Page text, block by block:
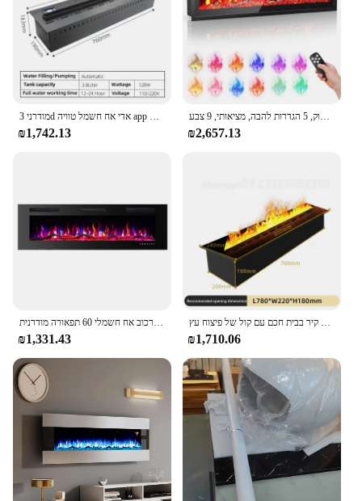
for a wide range of spaces, from small apartments to
large commercial establishments. With its ability to
be customized and tailored to your specific needs,
this fireplace is a versatile addition to any setting.
מודרני 3d אדי אח חשמל טוויה app חכם צבעים דקורטיביים להבה אדים אדים אדים אדים אדים אדים אדים אדים אדים אדים אדים אדים אדים אדים אדים אדים אדים אדים אדים אדים אדים אדים אדים אדים אדים
₪1,742.13
קמין חשמלי רכוב קיר עם סוגר, שלט רחוק, 5 הגדרות להבה, מציאותי, 9 צבע
₪2,657.13
דקורטיבי שלט רחוק קיר שחור דק רכוב אח חשמלי רכוב אח חשמלי 60 תפאורה מודרנית
₪1,331.43
אטומיזציה קמין טלוויזיה קיר בבית חכם עם קול של פיצוח עץ
₪1,710.06